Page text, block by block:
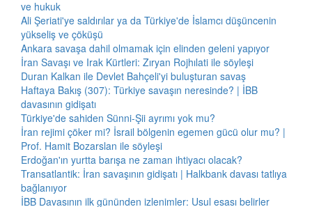
ve hukuk
Ali Şeriati'ye saldırılar ya da Türkiye'de İslamcı düşüncenin
yükseliş ve çöküşü
Ankara savaşa dahil olmamak için elinden geleni yapıyor
İran Savaşı ve Irak Kürtleri: Zıryan Rojhılati ile söyleşi
Duran Kalkan ile Devlet Bahçeli'yi buluşturan savaş
Haftaya Bakış (307): Türkiye savaşın neresinde? | İBB
davasının gidişatı
Türkiye'de sahiden Sünni-Şii ayrımı yok mu?
İran rejimi çöker mi? İsrail bölgenin egemen gücü olur mu? |
Prof. Hamit Bozarslan ile söyleşi
Erdoğan'ın yurtta barışa ne zaman ihtiyacı olacak?
Transatlantik: İran savaşının gidişatı | Halkbank davası tatlıya
bağlanıyor
İBB Davasının ilk gününden izlenimler: Usul esası belirler